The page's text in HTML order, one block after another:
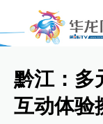
黔江：多
互动体验